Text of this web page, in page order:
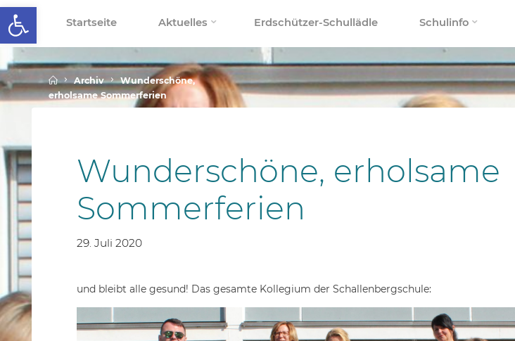
Werkzeugleiste öffnen
Skip
to
content
Startseite Aktuelles Erdschützer-Schullädle Schulinfo
HomeArchiv
Wunderschöne,
erholsame Sommerferien
Wunderschöne, erholsame
Sommerferien
29. Juli 2020
und bleibt alle gesund! Das gesamte Kollegium der Schallenbergschule: